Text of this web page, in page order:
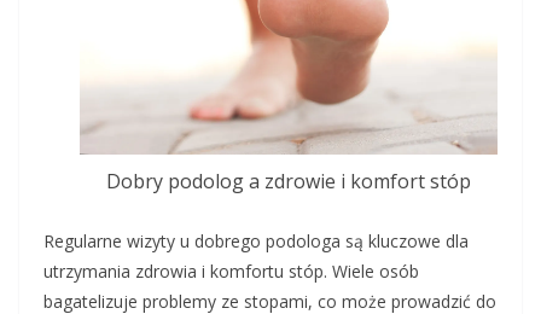
Dobry podolog a zdrowie i komfort stóp
Regularne wizyty u dobrego podologa są kluczowe dla
utrzymania zdrowia i komfortu stóp. Wiele osób
bagatelizuje problemy ze stopami, co może prowadzić do